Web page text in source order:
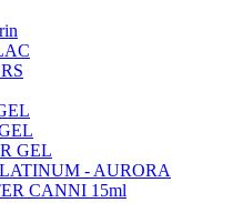
GEL
- AURORA
CANNI 15ml